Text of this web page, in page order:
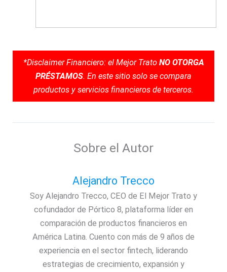
*Disclaimer Financiero: el Mejor Trato NO OTORGA
PRÉSTAMOS. En este sitio solo se compara
productos y servicios financieros de terceros.
Sobre el Autor
Alejandro Trecco
Soy Alejandro Trecco, CEO de El Mejor Trato y
cofundador de Pórtico 8, plataforma líder en
comparación de productos financieros en
América Latina. Cuento con más de 9 años de
experiencia en el sector fintech, liderando
estrategias de crecimiento, expansión y